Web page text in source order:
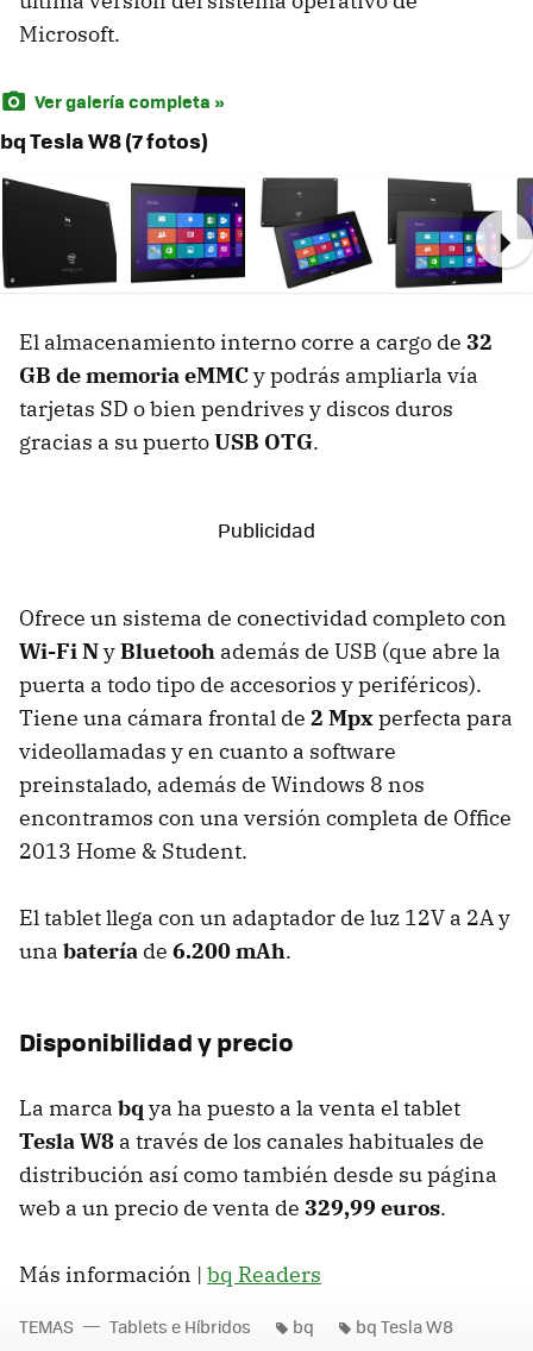
Microsoft.
Ver galería completa »
bq Tesla W8 (7 fotos)
El almacenamiento interno corre a cargo de 32
GB de memoria eMMCy podrás ampliarla vía
tarjetas SD o bien pendrives y discos duros
gracias a su puertoUSB OTG.
Ofrece un sistema de conectividad completo con
Wi-Fi NyBluetooh además de USB (que abre la
puerta a todo tipo de accesorios y periféricos).
Tiene una cámara frontal de 2 Mpxperfecta para
videollamadas y en cuanto a software
preinstalado, además de Windows 8 nos
encontramos con una versión completa de Office
2013 Home & Student.
El tablet llega con un adaptador de luz 12V a 2A y
una batería de 6.200 mAh.
Disponibilidad y precio
La marca bq ya ha puesto a la venta el tablet
Tesla W8 a través de los canales habituales de
distribución así como también desde su página
web a un precio de venta de 329,99 euros.
Más información | bq Readers
TEMAS Tablets e Híbridos bq bq Tesla W8